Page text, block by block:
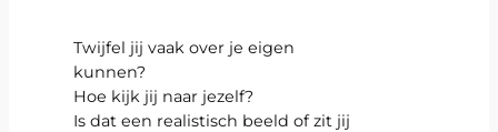
Twijfel jij vaak over je eigen
kunnen?
Hoe kijk jij naar jezelf?
Is dat een realistisch beeld of zit jij